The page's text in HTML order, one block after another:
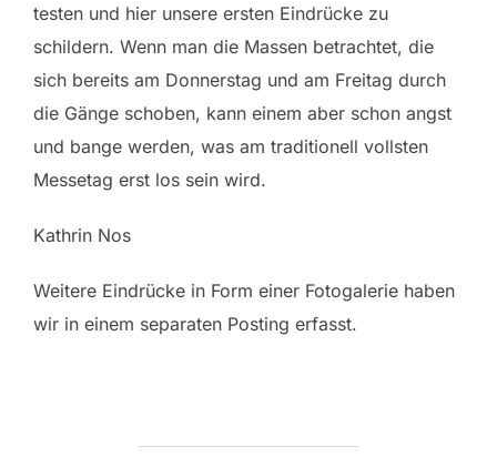
testen und hier unsere ersten Eindrücke zu
schildern. Wenn man die Massen betrachtet, die
sich bereits am Donnerstag und am Freitag durch
die Gänge schoben, kann einem aber schon angst
und bange werden, was am traditionell vollsten
Messetag erst los sein wird.
Kathrin Nos
Weitere Eindrücke in Form einer Fotogalerie haben
wir in einem separaten Posting erfasst.